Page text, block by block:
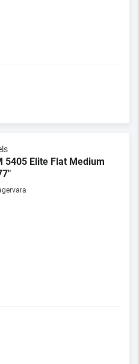
5405 Elite Flat Medium